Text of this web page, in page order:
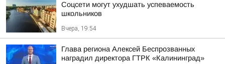
Соцсети могут ухудшать успеваемость
школьников
Вчера, 19:54
Глава региона Алексей Беспрозванных
наградил директора ГТРК «Калининград»